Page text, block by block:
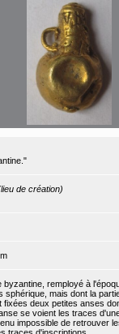
de création)
byzantine, remployé à
sphérique, mais dont la
fixées deux petites anses
se voient les traces
impossible de retrouver
traces d'inscriptions.